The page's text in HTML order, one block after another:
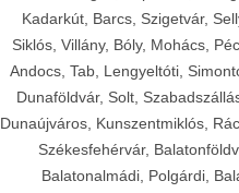
Kadarkút, Barcs, Szigetvár,
Siklós, Villány, Bóly, Mohács,
Andocs, Tab, Lengyeltóti,
Dunaföldvár, Solt,
Dunaújváros, Kunszentmiklós,
Székesfehérvár,
Balatonalmádi, Polgárdi,